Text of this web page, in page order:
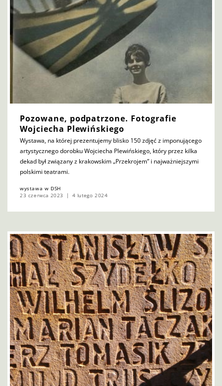
Pozowane, podpatrzone. Fotografie
Wojciecha Plewińskiego
Wystawa, na której prezentujemy blisko 150 zdjęć z imponującego
artystycznego dorobku Wojciecha Plewińskiego, który przez kilka
dekad był związany z krakowskim „Przekrojem” i najważniejszymi
polskimi teatrami.
wystawa w DSH
23 czerwca 2023
4 lutego 2024